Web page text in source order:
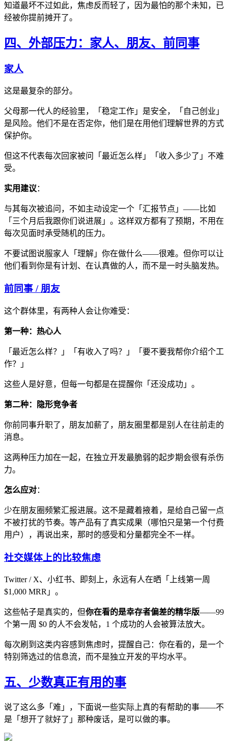
知道最坏不过如此，焦虑反而轻了，因为最怕的那个未知，已
经被你提前摊开了。
四、外部压力：家人、朋友、前同事
家人
这是最复杂的部分。
父母那一代人的经验里，「稳定工作」是安全，「自己创业」
是风险。他们不是在否定你，他们是在用他们理解世界的方式
保护你。
但这不代表每次回家被问「最近怎么样」「收入多少了」不难
受。
实用建议：
与其每次被追问，不如主动设定一个「汇报节点」——比如
「三个月后我跟你们说进展」。这样双方都有了预期，不用在
每次见面时承受随机的压力。
不要试图说服家人「理解」你在做什么——很难。但你可以让
他们看到你是有计划、在认真做的人，而不是一时头脑发热。
前同事 / 朋友
这个群体里，有两种人会让你难受：
第一种：热心人
「最近怎么样？」「有收入了吗？」「要不要我帮你介绍个工
作？」
这些人是好意，但每一句都是在提醒你「还没成功」。
第二种：隐形竞争者
你前同事升职了，朋友加薪了，朋友圈里都是别人在往前走的
消息。
这两种压力加在一起，在独立开发最脆弱的起步期会很有杀伤
力。
怎么应对：
少在朋友圈频繁汇报进展。这不是藏着掖着，是给自己留一点
不被打扰的节奏。等产品有了真实成果（哪怕只是第一个付费
用户），再说出来，那时的感受和分量都完全不一样。
社交媒体上的比较焦虑
Twitter / X、小红书、即刻上，永远有人在晒「上线第一周
$1,000 MRR」。
这些帖子是真实的，但你在看的是幸存者偏差的精华版——99
个第一周 $0 的人不会发帖，1 个成功的人会被算法放大。
每次刷到这类内容感到焦虑时，提醒自己：你在看的，是一个
特别筛选过的信息流，而不是独立开发的平均水平。
五、少数真正有用的事
说了这么多「难」，下面说一些实际上真的有帮助的事——不
是「想开了就好了」那种废话，是可以做的事。